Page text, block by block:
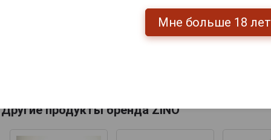
Другие продукты бренда ZINO
Мне больше 18 лет